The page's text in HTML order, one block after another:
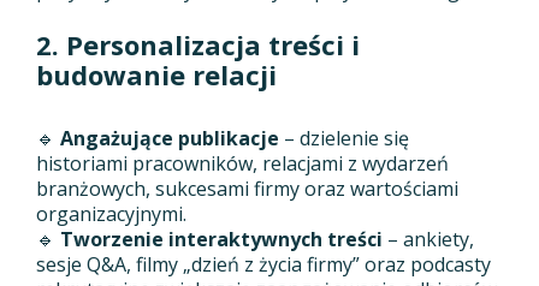
2. Personalizacja treści i
budowanie relacji
🔹 Angażujące publikacje – dzielenie się
historiami pracowników, relacjami z wydarzeń
branżowych, sukcesami firmy oraz wartościami
organizacyjnymi.
🔹 Tworzenie interaktywnych treści – ankiety,
sesje Q&A, filmy „dzień z życia firmy” oraz podcasty